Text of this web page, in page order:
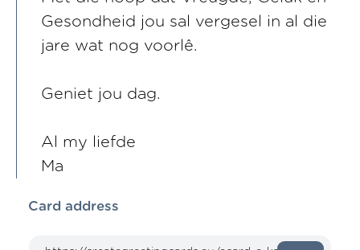
Gesondheid jou sal vergesel in al die
jare wat nog voorlê.
Geniet jou dag.
Al my liefde
Ma
Card address